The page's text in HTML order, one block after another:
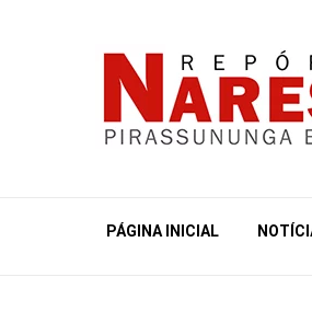
PÁGINA INICIAL